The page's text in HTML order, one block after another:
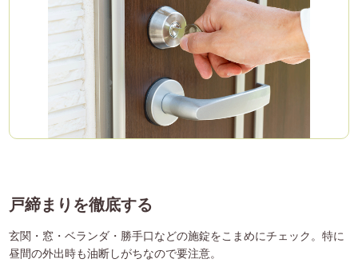
戸締まりを徹底する
玄関・窓・ベランダ・勝手口などの施錠をこまめにチェック。特に
昼間の外出時も油断しがちなので要注意。